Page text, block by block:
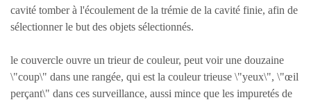
cavité tomber à l'écoulement de la trémie de la cavité finie, afin de
sélectionner le but des objets sélectionnés.
le couvercle ouvre un trieur de couleur, peut voir une douzaine
\"coup\" dans une rangée, qui est la couleur trieuse \"yeux\", \"œil
perçant\" dans ces surveillance, aussi mince que les impuretés de